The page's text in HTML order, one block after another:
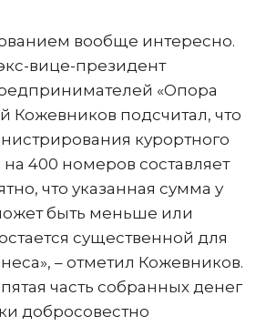
вообще интересно.
вице-президент
«Опора
Кожевников подсчитал, что
курортного
400 номеров составляет
что указанная сумма у
быть меньше или
существенной для
– отметил Кожевников.
часть собранных денег
добросовестно